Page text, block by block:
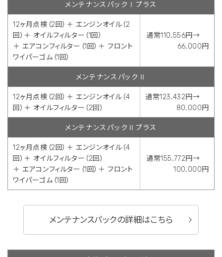
メンテナンスパックⅠプラス
12ヶ月点検（2回）＋ エンジンオイル（2
回）＋ オイルフィルター（1回）
＋ エアコンフィルター（1回）＋ フロント
ワイパーゴム（1回）
通常110,556円→
66,000円
メンテナンスパックⅡ
12ヶ月点検（2回）＋ エンジンオイル（4
回）＋ オイルフィルター（2回）
通常123,432円→
80,000円
メンテナンスパックⅡプラス
12ヶ月点検（2回）＋ エンジンオイル（4
回）＋ オイルフィルター（2回）
＋ エアコンフィルター（1回）＋ フロント
ワイパーゴム（1回）
通常155,772円→
100,000円
メンテナンスパックの詳細はこちら